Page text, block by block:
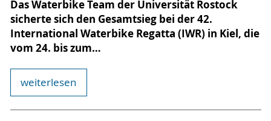
Das Waterbike Team der Universität Rostock
sicherte sich den Gesamtsieg bei der 42.
International Waterbike Regatta (IWR) in Kiel, die
vom 24. bis zum…
weiterlesen